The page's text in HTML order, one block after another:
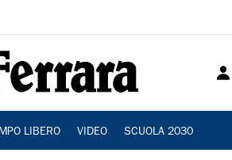
LIBERO VIDEO SCUOLA 2030